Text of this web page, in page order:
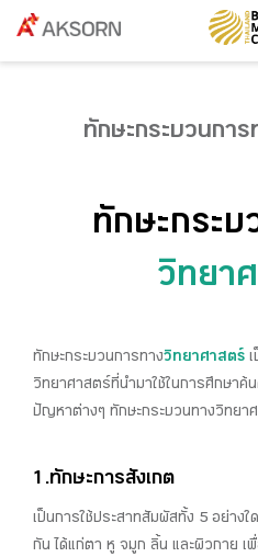
ทักษะกระบวนกา
ทักษะกระบ
วิทยา
ทักษะกระบวนการทางวิทยาศาสตร์
วิทยาศาสตร์ที่นำมาใช้ในการศึกษาค้
ปัญหาต่างๆ ทักษะกระบวนทางวิทยา
1.ทักษะการสังเกต
เป็นการใช้ประสาทสัมผัสทั้ง 5 อย่าง
กัน ได้แก่ตา หู จมูก ลิ้น และผิวกาย เ